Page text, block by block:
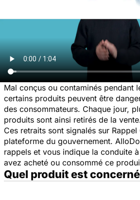
Mal conçus ou contaminés pendant
certains produits peuvent être
des consommateurs. Chaque jour,
produits sont ainsi retirés de la
Ces retraits sont signalés sur Rappel
plateforme du gouvernement.
rappels et vous indique la conduite
avez acheté ou consommé ce
Quel produit est